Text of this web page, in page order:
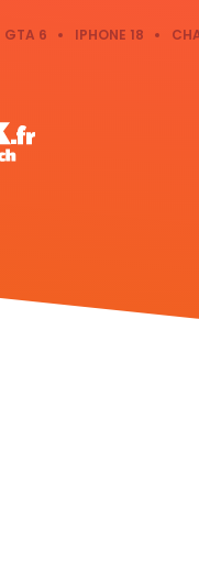
GTA 6 IPHONE 18